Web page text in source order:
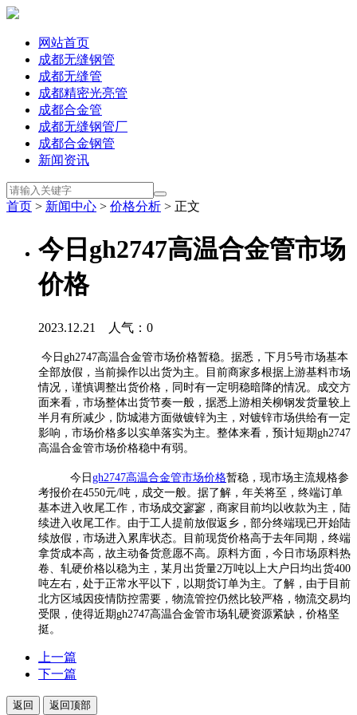
网站首页
成都无缝钢管
成都无缝管
成都精密光亮管
成都合金管
成都无缝钢管厂
成都合金钢管
新闻资讯
首页 > 新闻中心 > 价格分析 > 正文
今日gh2747高温合金管市场
价格
2023.12.21 人气： 0
今日gh2747高温合金管市场价格暂稳。据悉，下月5号市场基本
全部放假，当前操作以出货为主。目前商家多根据上游基料市场
情况，谨慎调整出货价格，同时有一定明稳暗降的情况。成交方
面来看，市场整体出货节奏一般，据悉上游相关柳钢发货量较上
半月有所减少，防城港方面做镀锌为主，对镀锌市场供给有一定
影响，市场价格多以实单落实为主。整体来看，预计短期gh2747
高温合金管市场价格稳中有弱。
今日 gh2747高温合金管市场价格暂稳，现市场主流规格参
考报价在4550元/吨，成交一般。据了解，年关将至，终端订单
基本进入收尾工作，市场成交寥寥，商家目前均以收款为主，陆
续进入收尾工作。由于工人提前放假返乡，部分终端现已开始陆
续放假，市场进入累库状态。目前现货价格高于去年同期，终端
拿货成本高，故主动备货意愿不高。原料方面，今日市场原料热
卷、轧硬价格以稳为主，某月出货量2万吨以上大户日均出货400
吨左右，处于正常水平以下，以期货订单为主。了解，由于目前
北方区域因疫情防控需要，物流管控仍然比较严格，物流交易均
受限，使得近期gh2747高温合金管市场轧硬资源紧缺，价格坚
挺。
上一篇
下一篇
返回 返回顶部